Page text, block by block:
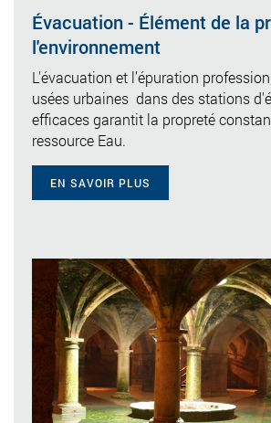
Évacuation - Élément de la
l'environnement
L'évacuation et l’épuration
usées urbaines dans des stations
efficaces garantit la propreté
ressource Eau.
EN SAVOIR PLUS